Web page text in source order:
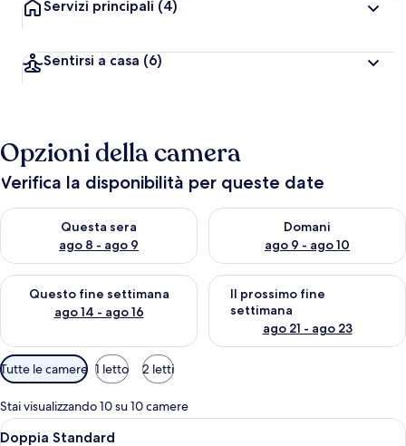
Servizi principali (4)
Sentirsi a casa (6)
Opzioni della camera
Verifica la disponibilità per queste date
Questa sera
ago 8 - ago 9
Verifica la disponibilità per questa sera, ago 8 - ago 9
Domani
ago 9 - ago 10
Verifica la disponibilità per
Questo fine settimana
ago 14 - ago 16
Verifica la disponibilità per questo fine settimana, ago 14 -
Il prossimo fine
settimana
ago 21 - ago 23
Verifica la disponibilità per il
Filtri
disponibili
per
le
camere
Tutte le camere 1 letto 2 letti
Stai visualizzando 10 su 10 camere
Apri
Una camera d'albergo con un letto,
12
Doppia Standard